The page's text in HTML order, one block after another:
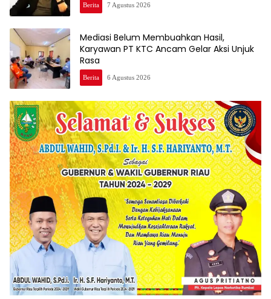
Berita 7 Agustus 2026
Mediasi Belum Membuahkan Hasil,
Karyawan PT KTC Ancam Gelar Aksi Unjuk
Rasa
Berita 6 Agustus 2026